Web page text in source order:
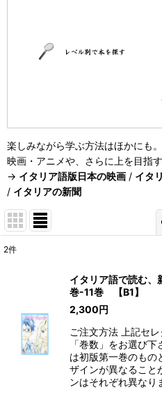
楽しみながら学ぶ方法はほかにも。
映画・アニメや、さらに上を目指
→ イタリア語版日本の映画 / イタ
/ イタリアの新聞
並び順:
絞り
2件
イタリア語で読む、
巻-11巻 【B1】
2,300円
ご注文方法 上記セ
「巻数」をお選び
は初版第一巻のもの
ザインが異なること
ンはそれぞれ異なり